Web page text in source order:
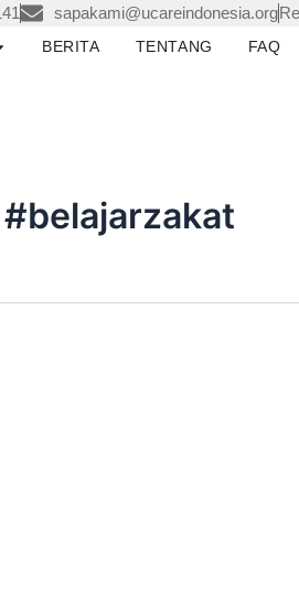
sapakami@ucareindonesia.org
ZISWAF
BERITA TENTANG FAQ